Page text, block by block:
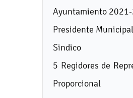
Ayuntamiento
Presidente Municipal
Sindico
5 Regidores de
Proporcional